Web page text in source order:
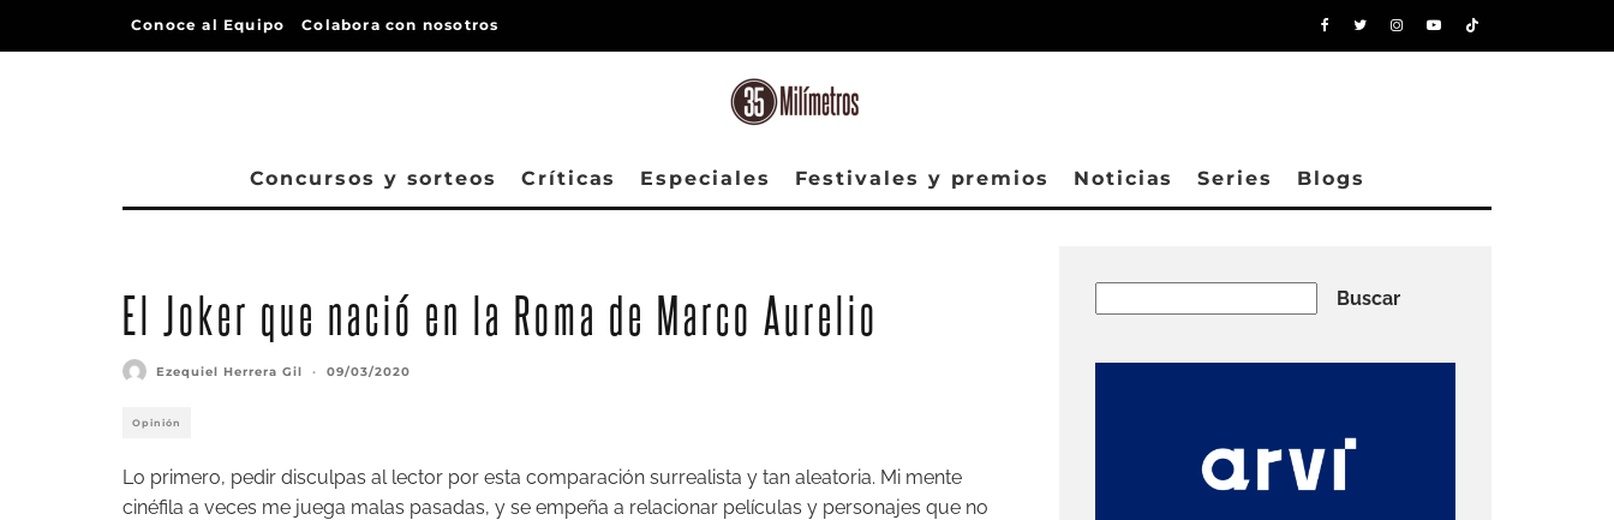
Conoce al Equipo Colabora con nosotros
Concursos y sorteos Críticas Especiales Festivales y premios Noticias Series Blogs
El Joker que nació en la Roma de Marco Aurelio
Ezequiel Herrera Gil · 09/03/2020
Opinión
Lo primero, pedir disculpas al lector por esta comparación surrealista y tan aleatoria. Mi mente
cinéfila a veces me juega malas pasadas, y se empeña a relacionar películas y personajes que no
Buscar